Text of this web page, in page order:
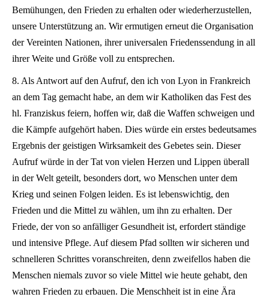
Bemühungen, den Frieden zu erhalten oder wiederherzustellen,
unsere Unterstützung an. Wir ermutigen erneut die Organisation
der Vereinten Nationen, ihrer universalen Friedenssendung in all
ihrer Weite und Größe voll zu entsprechen.
8. Als Antwort auf den Aufruf, den ich von Lyon in Frankreich
an dem Tag gemacht habe, an dem wir Katholiken das Fest des
hl. Franziskus feiern, hoffen wir, daß die Waffen schweigen und
die Kämpfe aufgehört haben. Dies würde ein erstes bedeutsames
Ergebnis der geistigen Wirksamkeit des Gebetes sein. Dieser
Aufruf würde in der Tat von vielen Herzen und Lippen überall
in der Welt geteilt, besonders dort, wo Menschen unter dem
Krieg und seinen Folgen leiden. Es ist lebenswichtig, den
Frieden und die Mittel zu wählen, um ihn zu erhalten. Der
Friede, der von so anfälliger Gesundheit ist, erfordert ständige
und intensive Pflege. Auf diesem Pfad sollten wir sicheren und
schnelleren Schrittes voranschreiten, denn zweifellos haben die
Menschen niemals zuvor so viele Mittel wie heute gehabt, den
wahren Frieden zu erbauen. Die Menschheit ist in eine Ära